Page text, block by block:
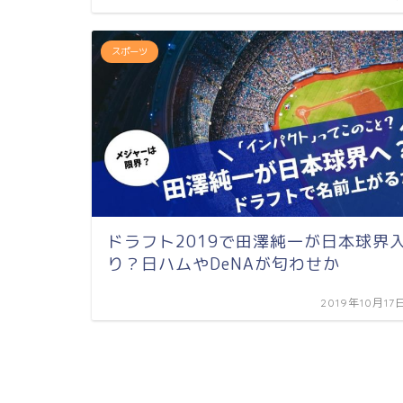
スポーツ
ドラフト2019で田澤純一が日本球界
り？日ハムやDeNAが匂わせか
2019年10月17